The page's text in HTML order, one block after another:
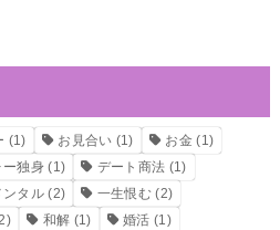
(1) お見合い (1) お金 (1)
ー独身(1) デート商法 (1)
ンタル(2) 一生恨む (2)
和解 (1) 婚活 (1)